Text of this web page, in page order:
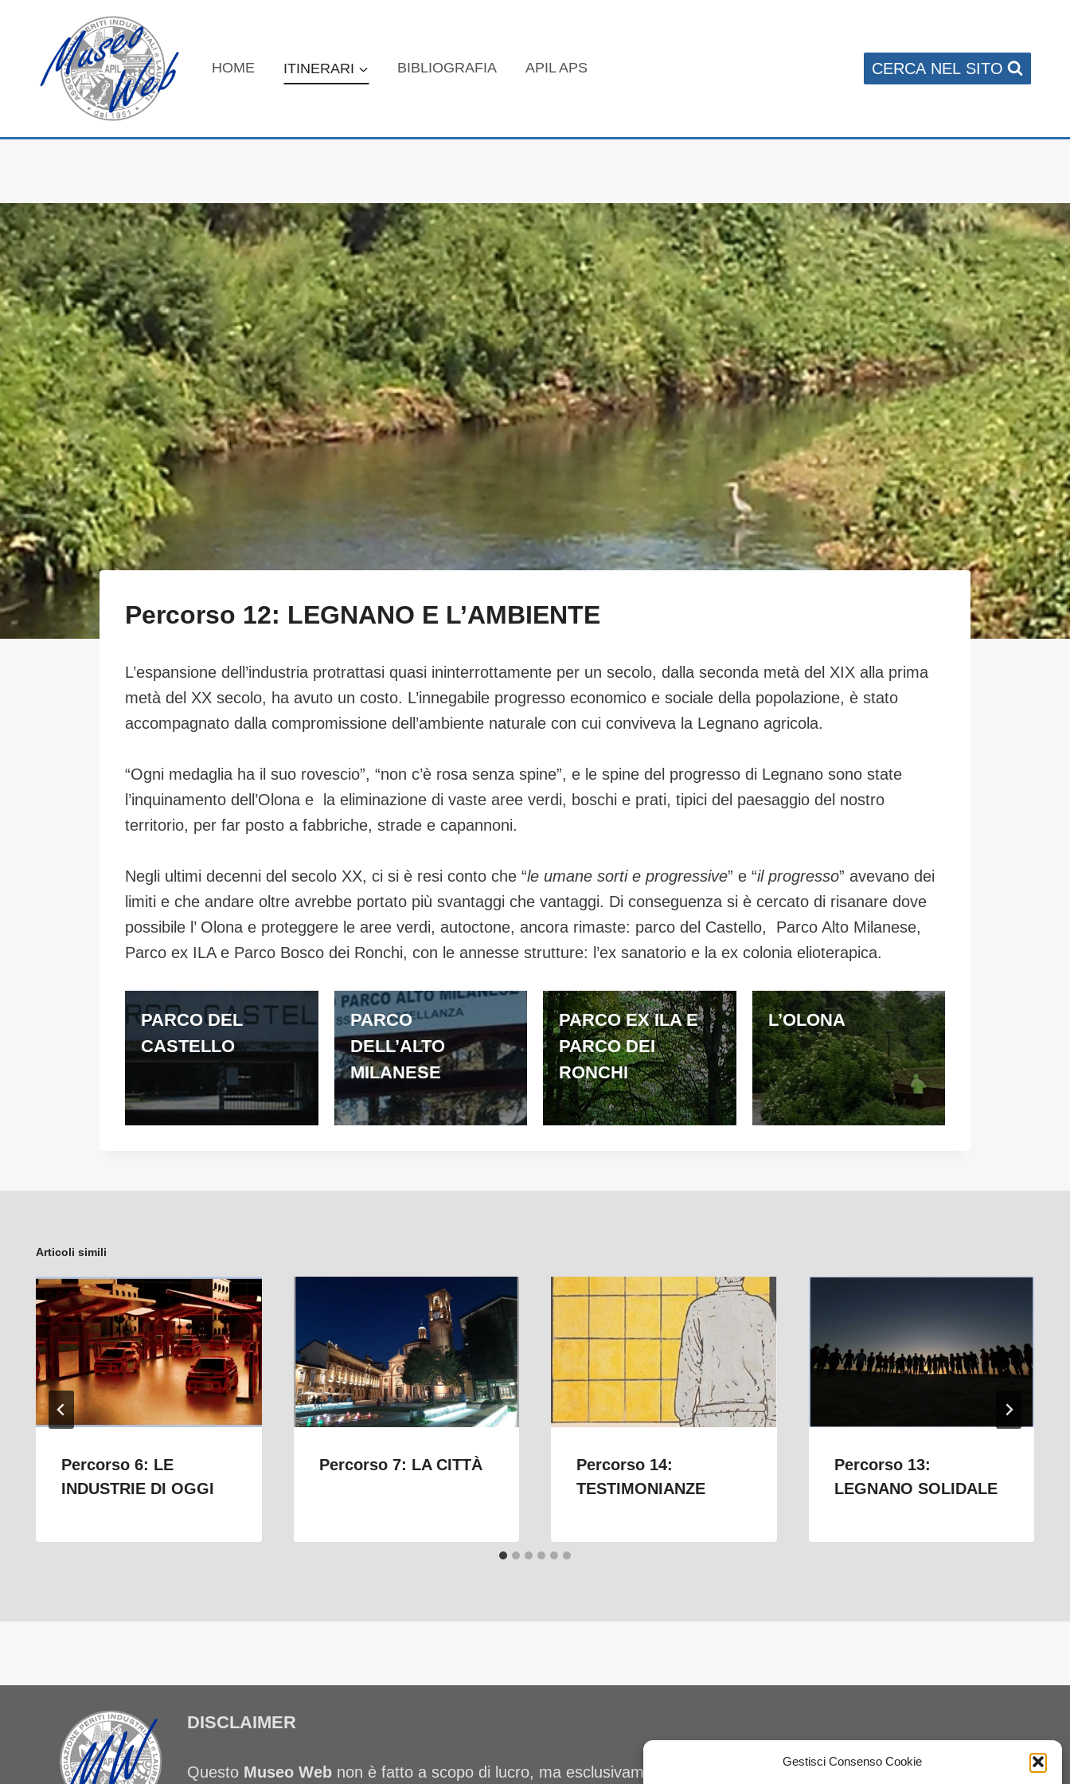
Gestisci Consenso Cookie
contenuto
HOME ITINERARI BIBLIOGRAFIA APIL APS CERCA NEL SITO
Percorso 12: LEGNANO E L’AMBIENTE
L’espansione dell’industria protrattasi quasi ininterrottamente per un secolo, dalla seconda metà del XIX alla prima
metà del XX secolo, ha avuto un costo. L’innegabile progresso economico e sociale della popolazione, è stato
accompagnato dalla compromissione dell’ambiente naturale con cui conviveva la Legnano agricola.
“Ogni medaglia ha il suo rovescio”, “non c’è rosa senza spine”, e le spine del progresso di Legnano sono state
l’inquinamento dell’Olona e la eliminazione di vaste aree verdi, boschi e prati, tipici del paesaggio del nostro
territorio, per far posto a fabbriche, strade e capannoni.
Negli ultimi decenni del secolo XX, ci si è resi conto che “le umane sorti e progressive” e “il progresso” avevano dei
limiti e che andare oltre avrebbe portato più svantaggi che vantaggi. Di conseguenza si è cercato di risanare dove
possibile l’ Olona e proteggere le aree verdi, autoctone, ancora rimaste: parco del Castello, Parco Alto Milanese,
Parco ex ILA e Parco Bosco dei Ronchi, con le annesse strutture: l’ex sanatorio e la ex colonia elioterapica.
PARCO DEL
CASTELLO
PARCO
DELL’ALTO
MILANESE
PARCO EX ILA E
PARCO DEI
RONCHI
L’OLONA
Articoli simili
Percorso 6: LE
INDUSTRIE DI OGGI
Percorso 7: LA CITTÀ
Percorso 14:
TESTIMONIANZE
Percorso 13:
LEGNANO SOLIDALE
DISCLAIMER
Questo Museo Web non è fatto a scopo di lucro, ma esclusivamente per finalità culturali e sociali. La maggior parte